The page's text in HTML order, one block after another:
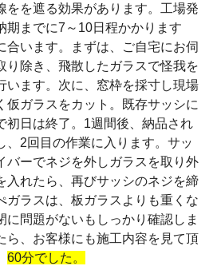
をを遮る効果があります。工場発
期までに7～10日程かかります
合います。まずは、ご自宅にお伺
り除き、飛散したガラスで怪我を
います。次に、窓枠を採寸し現場
仮ガラスをカット。既存サッシに
初日は終了。1週間後、納品され
、2回目の作業に入ります。サッ
バーでネジを外しガラスを取り外
入れたら、再びサッシのネジを締
ガラスは、板ガラスよりも重くな
に問題がないもしっかり確認しま
ら、お客様にも施工内容を見て頂
60分でした。